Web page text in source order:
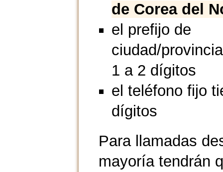
de Corea del
el prefijo de
ciudad/
1 a 2 dígitos
el teléfono fijo
dígitos
Para llamadas
mayoría tendrán